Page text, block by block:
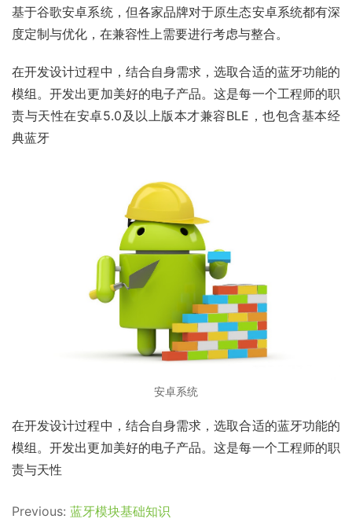
基于谷歌安卓系统，但各家品牌对于原生态安卓系统都有深
度定制与优化，在兼容性上需要进行考虑与整合。
在开发设计过程中，结合自身需求，选取合适的蓝牙功能的
模组。开发出更加美好的电子产品。这是每一个工程师的职
责与天性在安卓5.0及以上版本才兼容BLE，也包含基本经
典蓝牙
安卓系统
在开发设计过程中，结合自身需求，选取合适的蓝牙功能的
模组。开发出更加美好的电子产品。这是每一个工程师的职
责与天性
Previous: 蓝牙模块基础知识